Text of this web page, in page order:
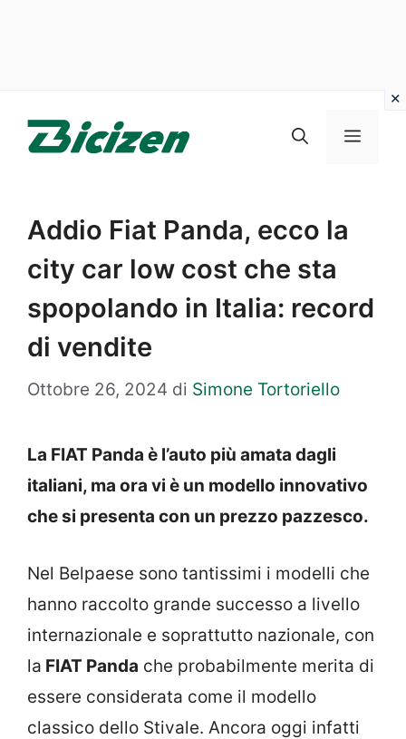
Menu
Addio Fiat Panda, ecco la
city car low cost che sta
spopolando in Italia: record
di vendite
Ottobre 26, 2024 di Simone Tortoriello
La FIAT Panda è l’auto più amata dagli
italiani, ma ora vi è un modello innovativo
che si presenta con un prezzo pazzesco.
Nel Belpaese sono tantissimi i modelli che
hanno raccolto grande successo a livello
internazionale e soprattutto nazionale, con
la FIAT Panda che probabilmente merita di
essere considerata come il modello
classico dello Stivale. Ancora oggi infatti